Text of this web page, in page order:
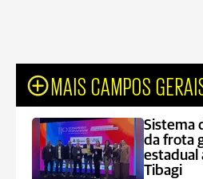
MAIS CAMPOS
Sistema
da frota
estadual
Tibagi